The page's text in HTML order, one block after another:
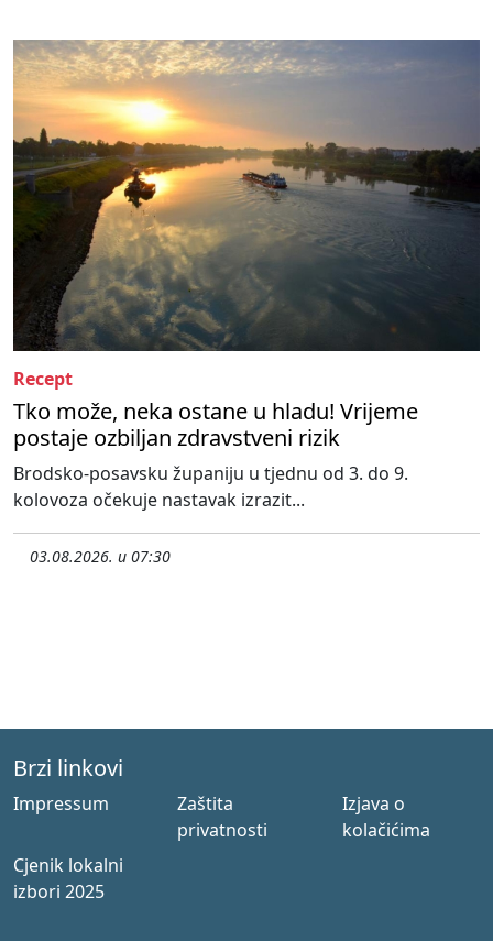
Recept
Tko može, neka ostane u hladu! Vrijeme
postaje ozbiljan zdravstveni rizik
Brodsko-posavsku županiju u tjednu od 3. do 9.
kolovoza očekuje nastavak izrazit...
03.08.2026. u 07:30
Brzi linkovi
Impressum
Zaštita
privatnosti
Izjava o
kolačićima
Cjenik lokalni
izbori 2025